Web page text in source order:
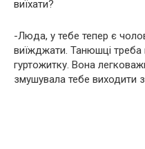
виїхати?
-Люда, у тебе тепер є
виїжджати. Танюшці
гуртожитку. Вона
змушувала тебе виходити